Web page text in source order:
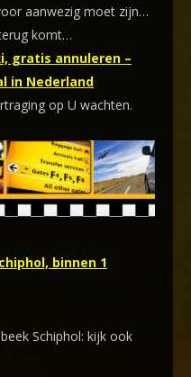
aanwezig moet zijn…
komt…
gratis annuleren –
in Nederland
op U wachten.
binnen 1
Schiphol: kijk ook